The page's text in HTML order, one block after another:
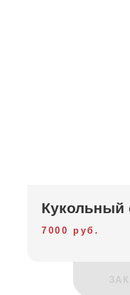
Кукольный
7000 руб.